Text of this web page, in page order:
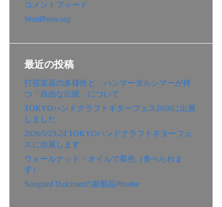
コメントフィード
WordPress.org
最近の投稿
打弦楽器の多様性と、ハンマーダルシマーが持
つ「自由な伝統」について
TOKYOハンドクラフトギターフェス2026に出展
しました
2026/5/23-24 TOKYOハンドクラフトギターフェ
スに出展します
ウォールナット・オイルで着色（食べられま
す）
Songbird Dulcimerの新製品Phoebe